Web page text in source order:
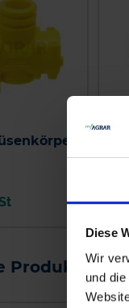
Diese
Wir
und
Produkte